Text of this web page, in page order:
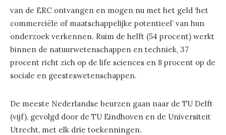
van de ERC ontvangen en mogen nu met het geld ‘het
commerciële of maatschappelijke potentieel’ van hun
onderzoek verkennen. Ruim de helft (54 procent) werkt
binnen de natuurwetenschappen en techniek, 37
procent richt zich op de life sciences en 8 procent op de
sociale en geesteswetenschappen.
De meeste Nederlandse beurzen gaan naar de TU Delft
(vijf), gevolgd door de TU Eindhoven en de Universiteit
Utrecht, met elk drie toekenningen.